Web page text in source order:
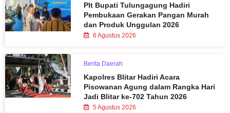
Plt Bupati Tulungagung Hadiri
Pembukaan Gerakan Pangan Murah
dan Produk Unggulan 2026
6 Agustus 2026
Berita Daerah
Kapolres Blitar Hadiri Acara
Pisowanan Agung dalam Rangka Hari
Jadi Blitar ke-702 Tahun 2026
5 Agustus 2026